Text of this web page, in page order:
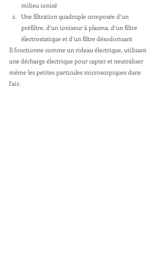
milieu ionisé
Une filtration quadruple composée d’un
préfiltre, d’un ioniseur à plasma, d’un filtre
électrostatique et d’un filtre désodorisant
Il fonctionne comme un rideau électrique, utilisant
une décharge électrique pour capter et neutraliser
même les petites particules microscopiques dans
l'air.